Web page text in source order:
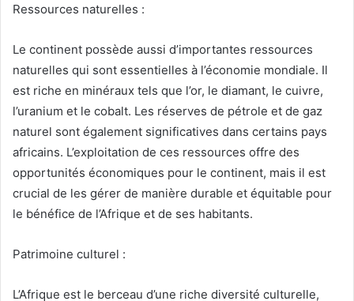
Ressources naturelles :
Le continent possède aussi d’importantes ressources
naturelles qui sont essentielles à l’économie mondiale. Il
est riche en minéraux tels que l’or, le diamant, le cuivre,
l’uranium et le cobalt. Les réserves de pétrole et de gaz
naturel sont également significatives dans certains pays
africains. L’exploitation de ces ressources offre des
opportunités économiques pour le continent, mais il est
crucial de les gérer de manière durable et équitable pour
le bénéfice de l’Afrique et de ses habitants.
Patrimoine culturel :
L’Afrique est le berceau d’une riche diversité culturelle,